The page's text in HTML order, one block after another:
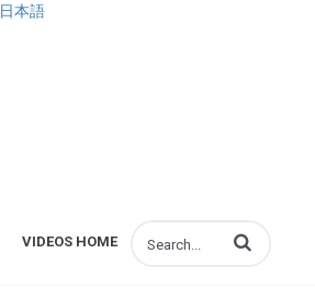
日本語
VIDEOS HOME Enter terms to